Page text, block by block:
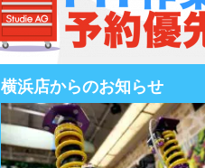
横浜店からのお知らせ